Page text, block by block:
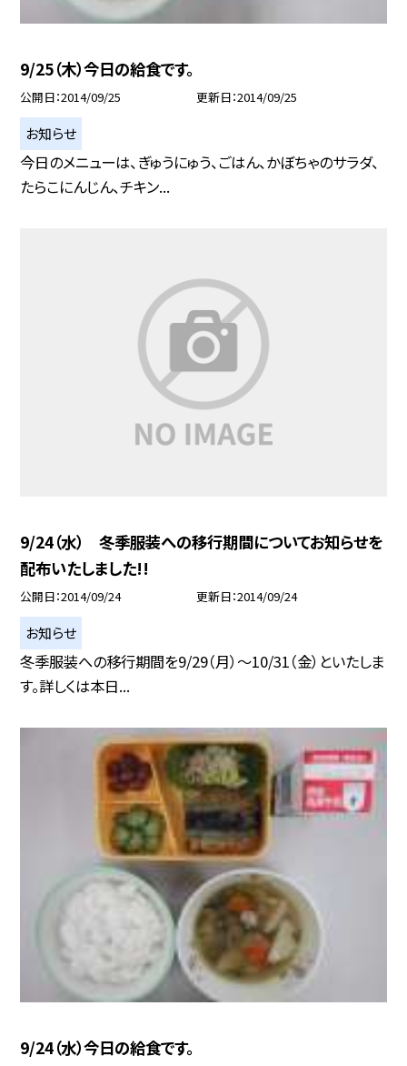
9/25（木）今日の給食です。
公開日 2014/09/25 更新日 2014/09/25
お知らせ
今日のメニューは、ぎゅうにゅう、ごはん、かぼちゃのサラダ、
たらこにんじん、チキン...
9/24（水） 冬季服装への移行期間についてお知らせを
配布いたしました!!
公開日 2014/09/24 更新日 2014/09/24
お知らせ
冬季服装への移行期間を9/29（月）〜10/31（金）といたしま
す。詳しくは本日...
9/24（水）今日の給食です。